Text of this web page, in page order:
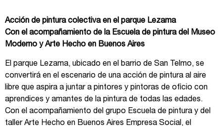
Acción de pintura colectiva en el parque Lezama
Con el acompañamiento de la Escuela de pintura del Museo
Moderno y Arte Hecho en Buenos Aires
El parque Lezama, ubicado en el barrio de San Telmo, se
convertirá en el escenario de una acción de pintura al aire
libre que aspira a juntar a pintores y pintoras de oficio con
aprendices y amantes de la pintura de todas las edades.
Con el acompañamiento del grupo Escuela de pintura y del
taller Arte Hecho en Buenos Aires Empresa Social, el